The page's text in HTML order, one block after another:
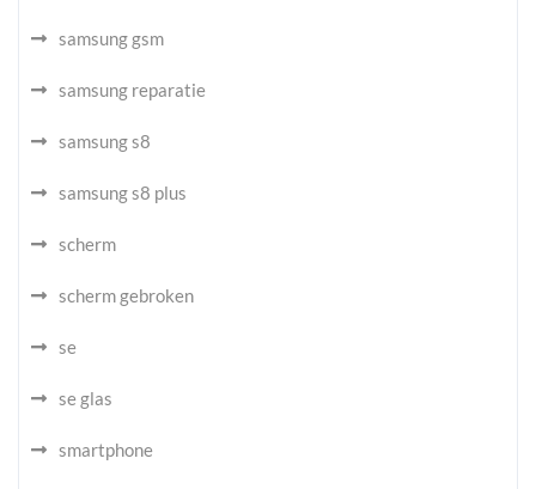
samsung gsm
samsung reparatie
samsung s8
samsung s8 plus
scherm
scherm gebroken
se
se glas
smartphone